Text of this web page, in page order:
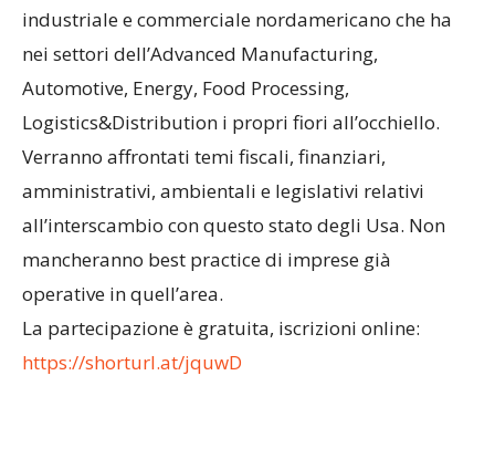
industriale e commerciale nordamericano che ha
nei settori dell’Advanced Manufacturing,
Automotive, Energy, Food Processing,
Logistics&Distribution i propri fiori all’occhiello.
Verranno affrontati temi fiscali, finanziari,
amministrativi, ambientali e legislativi relativi
all’interscambio con questo stato degli Usa. Non
mancheranno best practice di imprese già
operative in quell’area.
La partecipazione è gratuita, iscrizioni online:
https://shorturl.at/jquwD